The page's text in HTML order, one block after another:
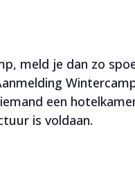
meld je dan zo
een
is voldaan.